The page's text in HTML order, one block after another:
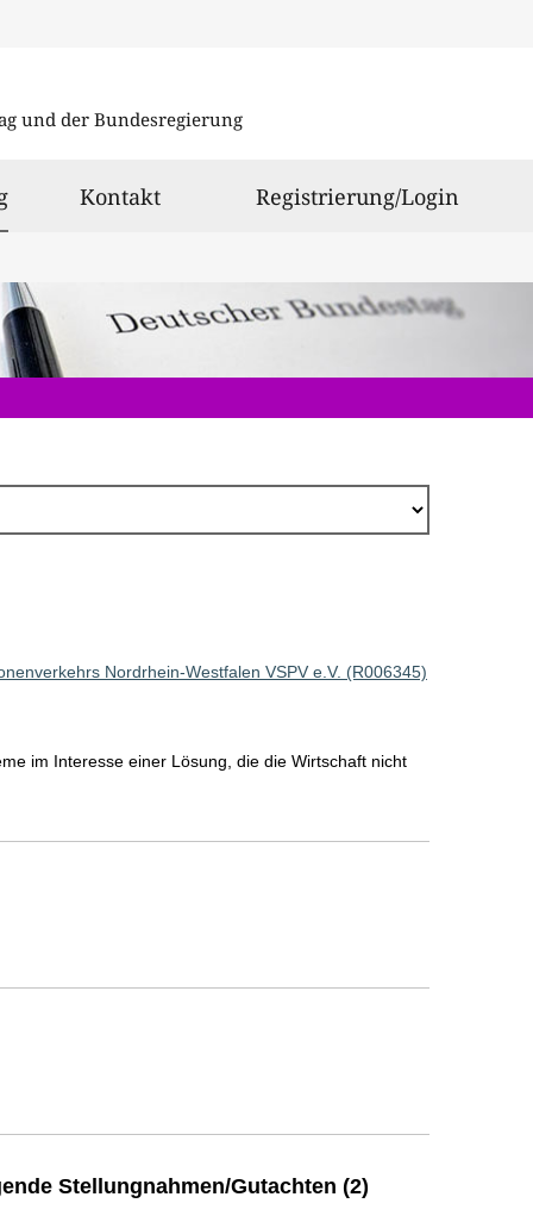
und der Bundesregierung
ausgewählt
Kontakt Registrierung/Login
Nordrhein-Westfalen VSPV e.V. (R006345)
im Interesse einer Lösung, die die Wirtschaft nicht
Stellungnahmen/Gutachten (2)